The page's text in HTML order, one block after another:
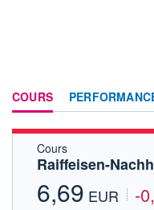
COURS
Cours
Raiffeisen-
6,69 EUR -